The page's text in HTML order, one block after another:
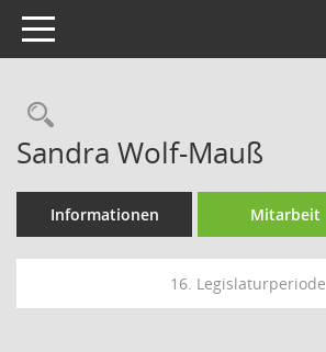
Toggle navigation
Rechercheauswahl
Sandra Wolf-Mauß
Informationen Mitarbeit
16. Legislaturperiode